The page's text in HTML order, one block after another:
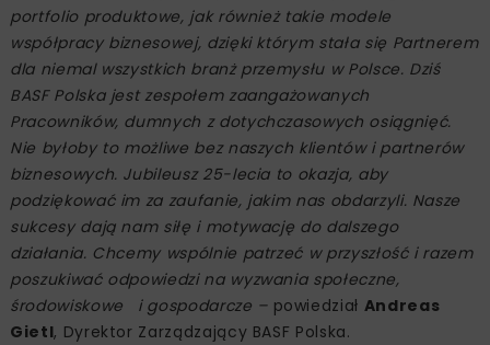
portfolio produktowe, jak również takie modele
współpracy biznesowej, dzięki którym stała się Partnerem
dla niemal wszystkich branż przemysłu w Polsce. Dziś
BASF Polska jest zespołem zaangażowanych
Pracowników, dumnych z dotychczasowych osiągnięć.
Nie byłoby to możliwe bez naszych klientów i partnerów
biznesowych. Jubileusz 25-lecia to okazja, aby
podziękować im za zaufanie, jakim nas obdarzyli. Nasze
sukcesy dają nam siłę i motywację do dalszego
działania. Chcemy wspólnie patrzeć w przyszłość i razem
poszukiwać odpowiedzi na wyzwania społeczne,
środowiskowe i gospodarcze –powiedział Andreas
Gietl, Dyrektor Zarządzający BASF Polska.